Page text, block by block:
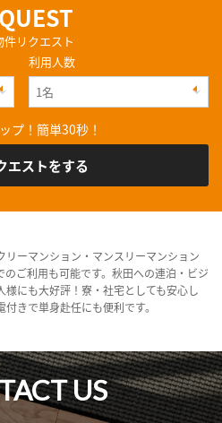
件リクエスト
利用人数
プ！簡単30秒！
エストをする
ーマンション・マンスリーマンション
ご利用も可能です。秋田への連泊・ビジ
にも大好評！寮・社宅としても安心し
きで単身赴任にも便利です。
US